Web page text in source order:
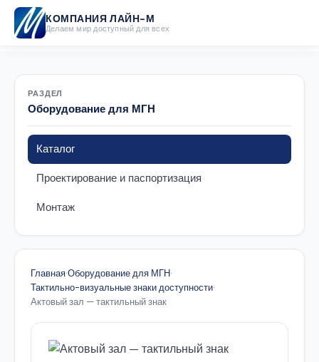
КОМПАНИЯ ЛАЙН-М
Делаем мир доступный для всех
РАЗДЕЛ
Оборудование для МГН
Каталог
Проектирование и паспортизация
Монтаж
Главная·Оборудование для МГН·
Тактильно-визуальные знаки доступности·
Актовый зал — тактильный знак